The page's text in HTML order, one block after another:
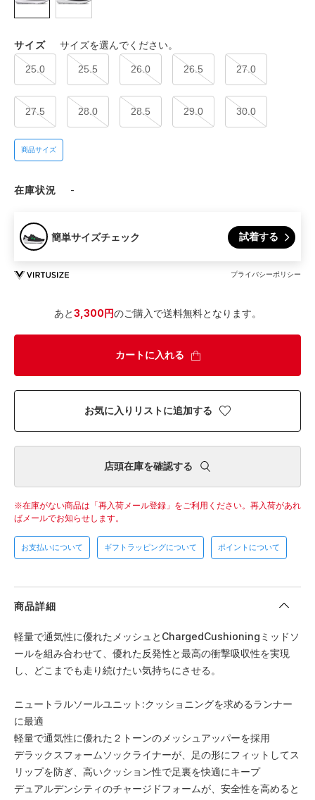
サイズ サイズを選んでください。
25.0 25.5 26.0 26.5 27.0
27.5 28.0 28.5 29.0 30.0
商品サイズ
在庫状況 -
簡単サイズチェック 試着する
プライバシーポリシー
あと3,300円のご購入で送料無料となります。
カートに入れる
お気に入りリストに追加する
店頭在庫を確認する
在庫がない商品は「再入荷メール登録」をご利用ください。 再入荷があれ
ばメールでお知らせします。
お支払いについて ギフトラッピングについて ポイントについて
商品詳細
軽量で通気性に優れたメッシュとChargedCushioningミッドソ
ールを組み合わせて、優れた反発性と最高の衝撃吸収性を実現
し、どこまでも走り続けたい気持ちにさせる。
ニュートラルソールユニット:クッショニングを求めるランナー
に最適
軽量で通気性に優れた２トーンのメッシュアッパーを採用
デラックスフォームソックライナーが、足の形にフィットしてス
リップを防ぎ、高いクッション性で足裏を快適にキープ
デュアルデンシティのチャージドフォームが、安全性を高めると